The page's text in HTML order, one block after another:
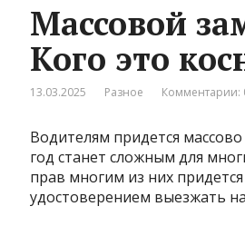
Массовой
Кого это
13.03.2025 Разное Комментарии:
Водителям придется
год станет сложным для
прав многим из них
удостоверением выезжать